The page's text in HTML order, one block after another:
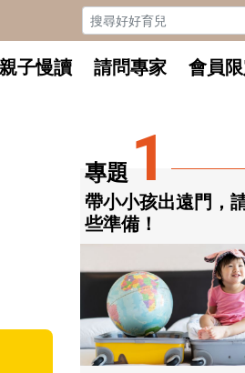
親子慢讀 請問專家 會員
專題 1
帶小小孩出遠門，
些準備！